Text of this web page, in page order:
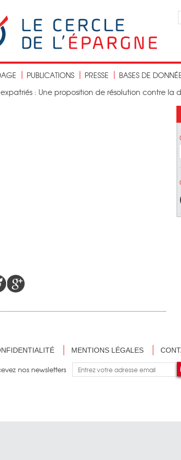
PUBLICATIONS PRESSE
BASES DE
: Une proposition de résolution contre la
MENTIONS LÉGALES
nos newsletters